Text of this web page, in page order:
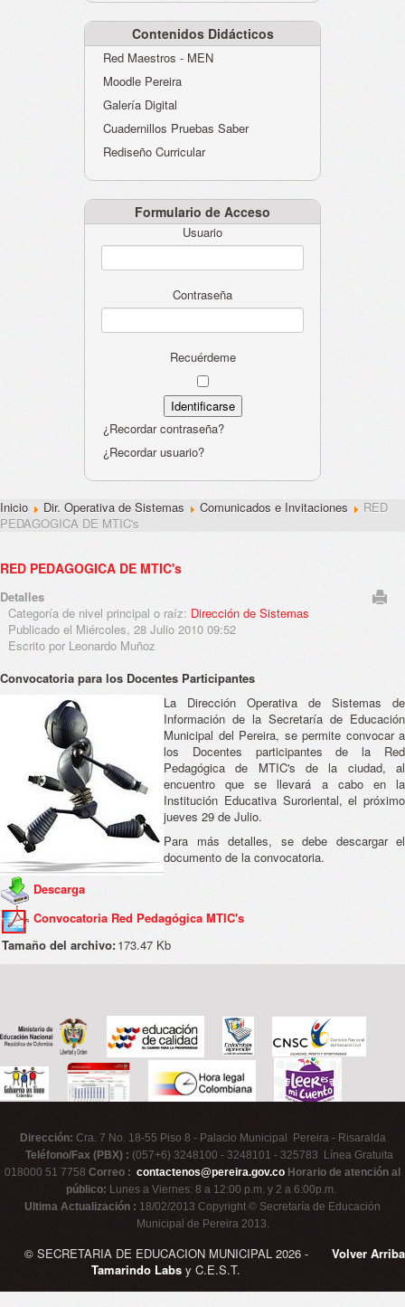
Contenidos Didácticos
Red Maestros - MEN
Moodle Pereira
Galería Digital
Cuadernillos Pruebas Saber
Rediseño Curricular
Formulario de Acceso
Usuario
Contraseña
Recuérdeme
¿Recordar contraseña?
¿Recordar usuario?
Inicio Dir. Operativa de Sistemas Comunicados e Invitaciones
RED
PEDAGOGICA DE MTIC's
RED PEDAGOGICA DE MTIC's
Detalles
Categoría de nivel principal o raíz: Dirección de Sistemas
Publicado el Miércoles, 28 Julio 2010 09:52
Escrito por Leonardo Muñoz
Convocatoria para los Docentes Participantes
La Dirección Operativa de Sistemas de
Información de la Secretaría de Educación
Municipal del Pereira, se permite convocar a
los Docentes participantes de la Red
Pedagógica de MTIC's de la ciudad, al
encuentro que se llevará a cabo en la
Institución Educativa Suroriental, el próximo
jueves 29 de Julio.
Para más detalles, se debe descargar el
documento de la convocatoria.
Descarga
Convocatoria Red Pedagógica MTIC's
Tamaño del archivo:173.47 Kb
Dirección: Cra. 7 No. 18-55 Piso 8 - Palacio Municipal Pereira - Risaralda
Teléfono/Fax (PBX) : (057+6) 3248100 - 3248101 - 325783 Línea Gratuita
018000 51 7758 Correo : contactenos@pereira.gov.co Horario de atención al
público: Lunes a Viernes: 8 a 12:00 p.m. y 2 a 6:00p.m.
Ultima Actualización : 18/02/2013 Copyright © Secretaría de Educación
Municipal de Pereira 2013.
Volver Arriba
© SECRETARIA DE EDUCACION MUNICIPAL 2026 -
Tamarindo Labs y C.E.S.T.